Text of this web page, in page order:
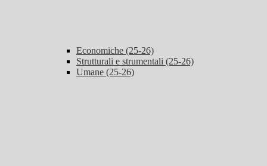
Economiche (25-26)
Strutturali e strumentali (25-26)
Umane (25-26)